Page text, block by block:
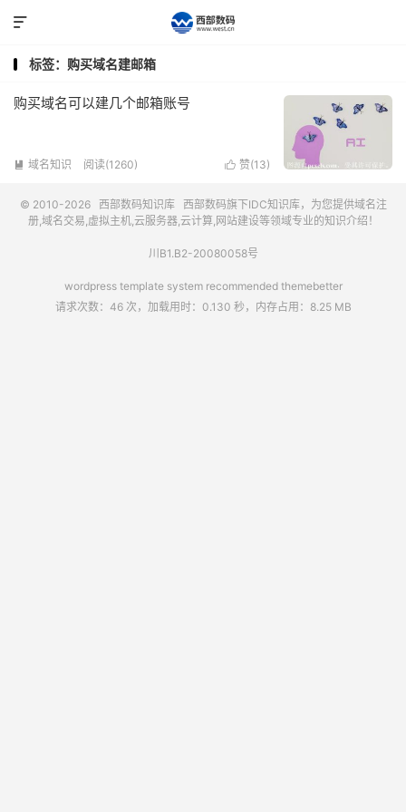

标签：购买域名建邮箱
购买域名可以建几个邮箱账号
 域名知识 阅读(1260)  赞(13)
© 2010-2026 西部数码知识库 西部数码旗下IDC知识库，为您提供域名注
册,域名交易,虚拟主机,云服务器,云计算,网站建设等领域专业的知识介绍！
川B1.B2-20080058号
wordpress template system recommended themebetter
请求次数：46 次，加载用时：0.130 秒，内存占用：8.25 MB